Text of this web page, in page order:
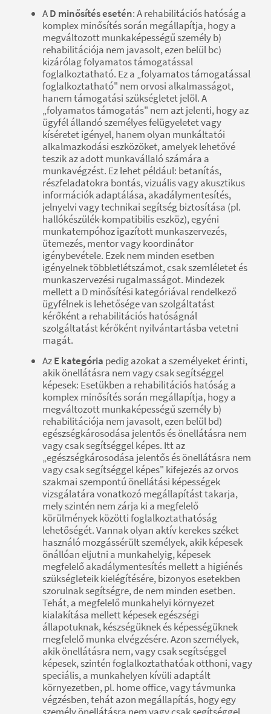
AD minősítés esetén: A rehabilitációs hatóság a
komplex minősítés során megállapítja, hogy a
megváltozott munkaképességű személy b)
rehabilitációja nem javasolt, ezen belül bc)
kizárólag folyamatos támogatással
foglalkoztatható. Ez a „folyamatos támogatással
foglalkoztatható" nem orvosi alkalmasságot,
hanem támogatási szükségletet jelöl. A
„folyamatos támogatás" nem azt jelenti, hogy az
ügyfél állandó személyes felügyeletet vagy
kíséretet igényel, hanem olyan munkáltatói
alkalmazkodási eszközöket, amelyek lehetővé
teszik az adott munkavállaló számára a
munkavégzést. Ez lehet például: betanítás,
részfeladatokra bontás, vizuális vagy akusztikus
információk adaptálása, akadálymentesítés,
jelnyelvi vagy technikai segítség biztosítása (pl.
hallókészülék-kompatibilis eszköz), egyéni
munkatempóhoz igazított munkaszervezés,
ütemezés, mentor vagy koordinátor
igénybevétele. Ezek nem minden esetben
igényelnek többletlétszámot, csak szemléletet és
munkaszervezési rugalmasságot. Mindezek
mellett a D minősítési kategóriával rendelkező
ügyfélnek is lehetősége van szolgáltatást
kérőként a rehabilitációs hatóságnál
szolgáltatást kérőként nyilvántartásba vetetni
magát.
AzE kategória pedig azokat a személyeket érinti,
akik önellátásra nem vagy csak segítséggel
képesek: Esetükben a rehabilitációs hatóság a
komplex minősítés során megállapítja, hogy a
megváltozott munkaképességű személy b)
rehabilitációja nem javasolt, ezen belül bd)
egészségkárosodása jelentős és önellátásra nem
vagy csak segítséggel képes. Itt az
„egészségkárosodása jelentős és önellátásra nem
vagy csak segítséggel képes" kifejezés az orvos
szakmai szempontú önellátási képességek
vizsgálatára vonatkozó megállapítást takarja,
mely szintén nem zárja ki a megfelelő
körülmények közötti foglalkoztathatóság
lehetőségét. Vannak olyan aktív kerekes széket
használó mozgássérült személyek, akik képesek
önállóan eljutni a munkahelyig, képesek
megfelelő akadálymentesítés mellett a higiénés
szükségleteik kielégítésére, bizonyos esetekben
szorulnak segítségre, de nem minden esetben.
Tehát, a megfelelő munkahelyi környezet
kialakítása mellett képesek egészségi
állapotuknak, készségüknek és képességüknek
megfelelő munka elvégzésére. Azon személyek,
akik önellátásra nem, vagy csak segítséggel
képesek, szintén foglalkoztathatóak otthoni, vagy
speciális, a munkahelyen kívüli adaptált
környezetben, pl. home office, vagy távmunka
végzésben, tehát azon megállapítás, hogy egy